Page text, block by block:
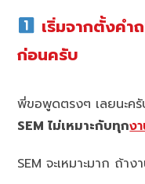
เริ่มจากตั้งคำ
ก่อนครับ
พี่ขอพูดตรงๆ เลยนะครั
SEM ไม่เหมาะกับทุกง
SEM จะเหมาะมาก ถ้